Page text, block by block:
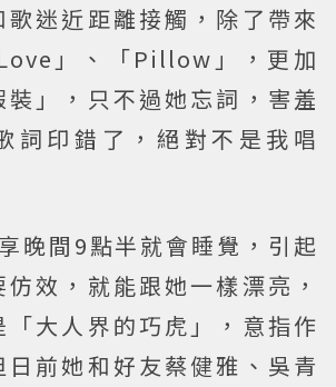
歌迷近距離接觸，除了帶來
」、「Pillow」，更加
」，只不過她忘詞，害羞
詞印錯了，絕對不是我唱
晚間9點半就會睡覺，引起
效，就能跟她一樣漂亮，
「大人界的巧虎」，意指作
日前她和好友蔡健雅、吳青